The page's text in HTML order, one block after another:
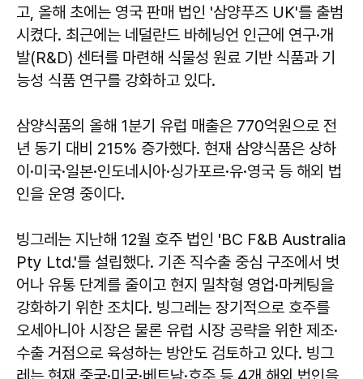
고, 올해 초에는 영국 판매 법인 '삼양푸즈 UK'를 출범
시켰다. 최근에는 네덜란드 바헤닝언 인근에 연구·개
발(R&D) 센터를 마련해 식물성 원료 기반 식품과 기
능성 식품 연구를 강화하고 있다.
삼양식품의 올해 1분기 유럽 매출은 770억원으로 전
년 동기 대비 215% 증가했다. 현재 삼양식품은 상하
이·미국·일본·인도네시아·싱가포르·유·영국 등 해외 법
인을 운영 중이다.
빙그레는 지난해 12월 호주 법인 'BC F&B Australia
Pty Ltd.'를 설립했다. 기존 직수출 중심 구조에서 벗
어나 유통 단계를 줄이고 현지 밀착형 영업·마케팅을
강화하기 위한 조치다. 빙그레는 장기적으로 호주를
오세아니아 시장은 물론 유럽 시장 공략을 위한 제조·
수출 거점으로 육성하는 방안도 검토하고 있다. 빙그